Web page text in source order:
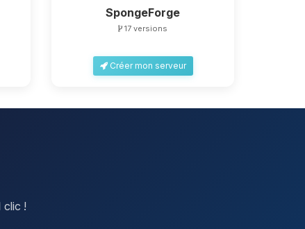
SpongeForge
17 versions
Créer mon serveur
clic !